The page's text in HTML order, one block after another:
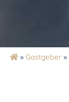
» Gastgeber »